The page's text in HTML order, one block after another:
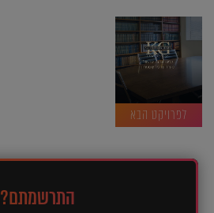
לפרויקט הבא
התרשמתם?